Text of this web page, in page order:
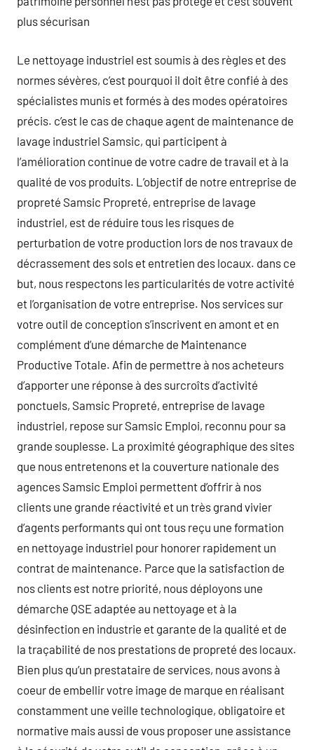
plus sécurisan
Le nettoyage industriel est soumis à des règles et des
normes sévères, c’est pourquoi il doit être confié à des
spécialistes munis et formés à des modes opératoires
précis. c’est le cas de chaque agent de maintenance de
lavage industriel Samsic, qui participent à
l’amélioration continue de votre cadre de travail et à la
qualité de vos produits. L’objectif de notre entreprise de
propreté Samsic Propreté, entreprise de lavage
industriel, est de réduire tous les risques de
perturbation de votre production lors de nos travaux de
décrassement des sols et entretien des locaux. dans ce
but, nous respectons les particularités de votre activité
et l’organisation de votre entreprise. Nos services sur
votre outil de conception s’inscrivent en amont et en
complément d’une démarche de Maintenance
Productive Totale. Afin de permettre à nos acheteurs
d’apporter une réponse à des surcroîts d’activité
ponctuels, Samsic Propreté, entreprise de lavage
industriel, repose sur Samsic Emploi, reconnu pour sa
grande souplesse. La proximité géographique des sites
que nous entretenons et la couverture nationale des
agences Samsic Emploi permettent d’offrir à nos
clients une grande réactivité et un très grand vivier
d’agents performants qui ont tous reçu une formation
en nettoyage industriel pour honorer rapidement un
contrat de maintenance. Parce que la satisfaction de
nos clients est notre priorité, nous déployons une
démarche QSE adaptée au nettoyage et à la
désinfection en industrie et garante de la qualité et de
la traçabilité de nos prestations de propreté des locaux.
Bien plus qu’un prestataire de services, nous avons à
coeur de embellir votre image de marque en réalisant
constamment une veille technologique, obligatoire et
normative mais aussi de vous proposer une assistance